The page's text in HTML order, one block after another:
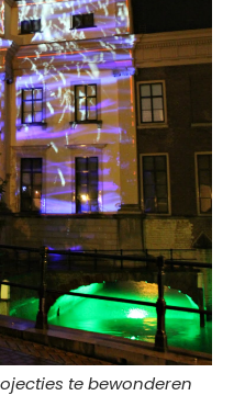
te bewonderen